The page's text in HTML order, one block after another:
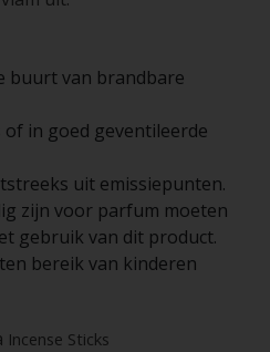
buurt van brandbare
in goed geventileerde
uit emissiepunten.
zijn voor parfum moeten
gebruik van dit product.
bereik van kinderen
Incense Sticks